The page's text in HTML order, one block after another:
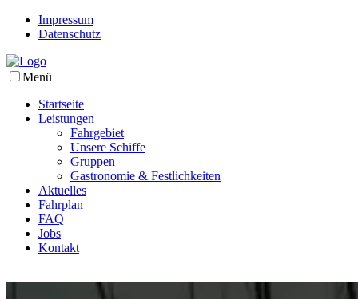
Impressum
Datenschutz
Menü
Startseite
Leistungen
Fahrgebiet
Unsere Schiffe
Gruppen
Gastronomie & Festlichkeiten
Aktuelles
Fahrplan
FAQ
Jobs
Kontakt